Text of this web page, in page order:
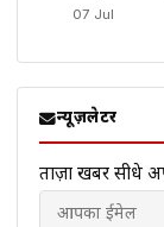
07 Jul
न्यूज़लेटर
ताज़ा खबरें सीधे